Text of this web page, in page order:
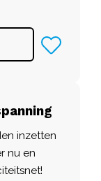
inzetten
nu en